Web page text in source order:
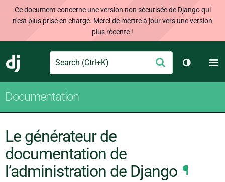
Ce document concerne une version non sécurisée de Django qui
n'est plus prise en charge. Merci de mettre à jour vers une version
plus récente !
Django
Search Envoyer
Changer
Documentation
Le générateur de
documentation de
l’administration de Django ¶